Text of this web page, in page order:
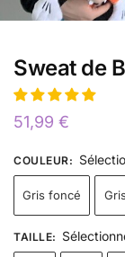
Sweat de
51,99 €
COULEUR:
Gris foncé
TAILLE: